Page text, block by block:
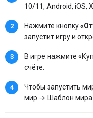
10/11, Android, iOS,
Нажмите кнопку
запустит игру и
В игре нажмите
счёте.
Чтобы запустить
мир → Шаблон мира